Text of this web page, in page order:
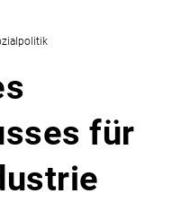
für